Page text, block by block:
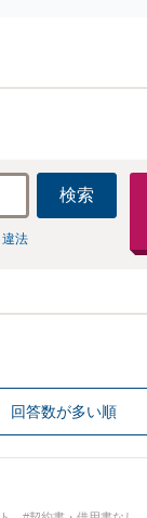
検索
法
回答数が多い順